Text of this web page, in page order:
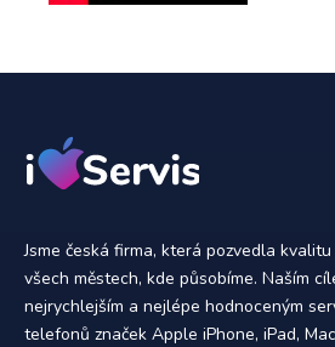
Jsme česká firma, která pozvedla
všech městech, kde působíme. Naším
nejrychlejším a nejlépe hodnoceným
telefonů značek Apple iPhone, iPad,